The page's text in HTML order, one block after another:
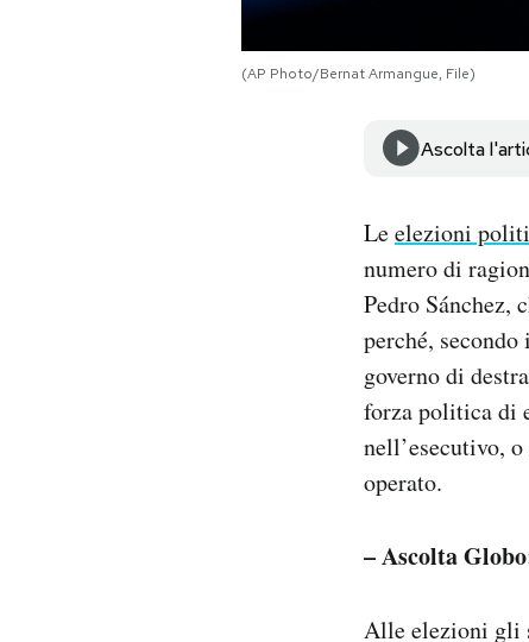
(AP Photo/Bernat Armangue, File)
Ascolta
Leelezioni
numero di
Pedro Sánchez,
perché,
governo di
forza politica di
nell’esecutivo,
operato.
– Ascolta
Alle elezioni gli